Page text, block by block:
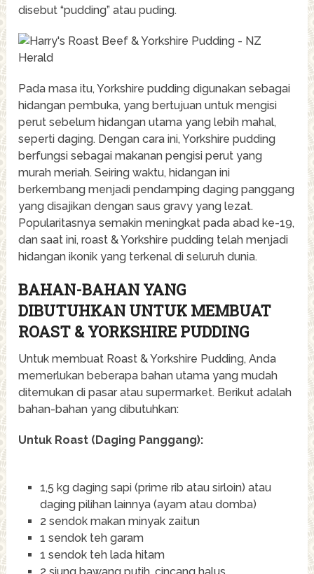
disebut “pudding” atau puding.
Pada masa itu, Yorkshire pudding digunakan sebagai
hidangan pembuka, yang bertujuan untuk mengisi
perut sebelum hidangan utama yang lebih mahal,
seperti daging. Dengan cara ini, Yorkshire pudding
berfungsi sebagai makanan pengisi perut yang
murah meriah. Seiring waktu, hidangan ini
berkembang menjadi pendamping daging panggang
yang disajikan dengan saus gravy yang lezat.
Popularitasnya semakin meningkat pada abad ke-19,
dan saat ini, roast & Yorkshire pudding telah menjadi
hidangan ikonik yang terkenal di seluruh dunia.
BAHAN-BAHAN YANG
DIBUTUHKAN UNTUK MEMBUAT
ROAST & YORKSHIRE PUDDING
Untuk membuat Roast & Yorkshire Pudding, Anda
memerlukan beberapa bahan utama yang mudah
ditemukan di pasar atau supermarket. Berikut adalah
bahan-bahan yang dibutuhkan:
Untuk Roast (Daging Panggang):
1,5 kg daging sapi (prime rib atau sirloin) atau
daging pilihan lainnya (ayam atau domba)
2 sendok makan minyak zaitun
1 sendok teh garam
1 sendok teh lada hitam